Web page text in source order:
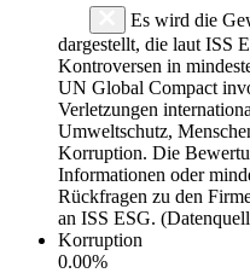
Es wird die
dargestellt, die laut ISS
Kontroversen in
UN Global Compact
Verletzungen
Umweltschutz,
Korruption. Die
Informationen oder
Rückfragen zu den
an ISS ESG.
Korruption
0.00%